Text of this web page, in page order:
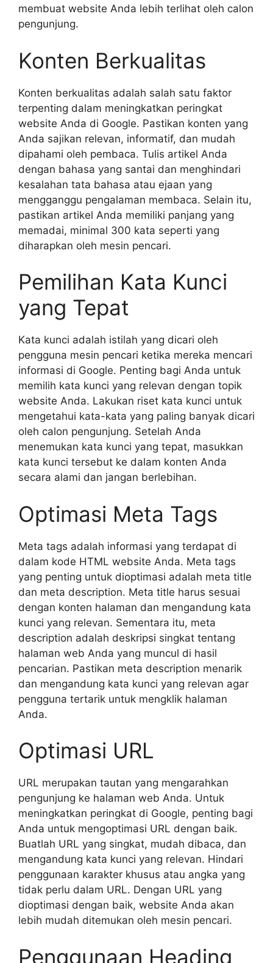
membuat website Anda lebih terlihat oleh calon
pengunjung.
Konten Berkualitas
Konten berkualitas adalah salah satu faktor
terpenting dalam meningkatkan peringkat
website Anda di Google. Pastikan konten yang
Anda sajikan relevan, informatif, dan mudah
dipahami oleh pembaca. Tulis artikel Anda
dengan bahasa yang santai dan menghindari
kesalahan tata bahasa atau ejaan yang
mengganggu pengalaman membaca. Selain itu,
pastikan artikel Anda memiliki panjang yang
memadai, minimal 300 kata seperti yang
diharapkan oleh mesin pencari.
Pemilihan Kata Kunci
yang Tepat
Kata kunci adalah istilah yang dicari oleh
pengguna mesin pencari ketika mereka mencari
informasi di Google. Penting bagi Anda untuk
memilih kata kunci yang relevan dengan topik
website Anda. Lakukan riset kata kunci untuk
mengetahui kata-kata yang paling banyak dicari
oleh calon pengunjung. Setelah Anda
menemukan kata kunci yang tepat, masukkan
kata kunci tersebut ke dalam konten Anda
secara alami dan jangan berlebihan.
Optimasi Meta Tags
Meta tags adalah informasi yang terdapat di
dalam kode HTML website Anda. Meta tags
yang penting untuk dioptimasi adalah meta title
dan meta description. Meta title harus sesuai
dengan konten halaman dan mengandung kata
kunci yang relevan. Sementara itu, meta
description adalah deskripsi singkat tentang
halaman web Anda yang muncul di hasil
pencarian. Pastikan meta description menarik
dan mengandung kata kunci yang relevan agar
pengguna tertarik untuk mengklik halaman
Anda.
Optimasi URL
URL merupakan tautan yang mengarahkan
pengunjung ke halaman web Anda. Untuk
meningkatkan peringkat di Google, penting bagi
Anda untuk mengoptimasi URL dengan baik.
Buatlah URL yang singkat, mudah dibaca, dan
mengandung kata kunci yang relevan. Hindari
penggunaan karakter khusus atau angka yang
tidak perlu dalam URL. Dengan URL yang
dioptimasi dengan baik, website Anda akan
lebih mudah ditemukan oleh mesin pencari.
Penggunaan Heading